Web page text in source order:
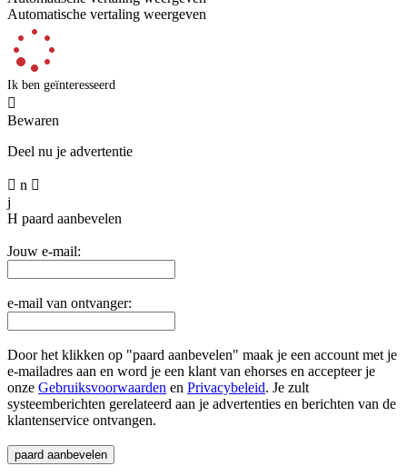
Automatische vertaling weergeven
Ik ben geïnteresseerd

Bewaren
Deel nu je advertentie
 n 
j
H paard aanbevelen
Jouw e-mail:
e-mail van ontvanger:
Door het klikken op "paard aanbevelen" maak je een account met je
e-mailadres aan en word je een klant van ehorses en accepteer je
onze Gebruiksvoorwaarden en Privacybeleid. Je zult
systeemberichten gerelateerd aan je advertenties en berichten van de
klantenservice ontvangen.